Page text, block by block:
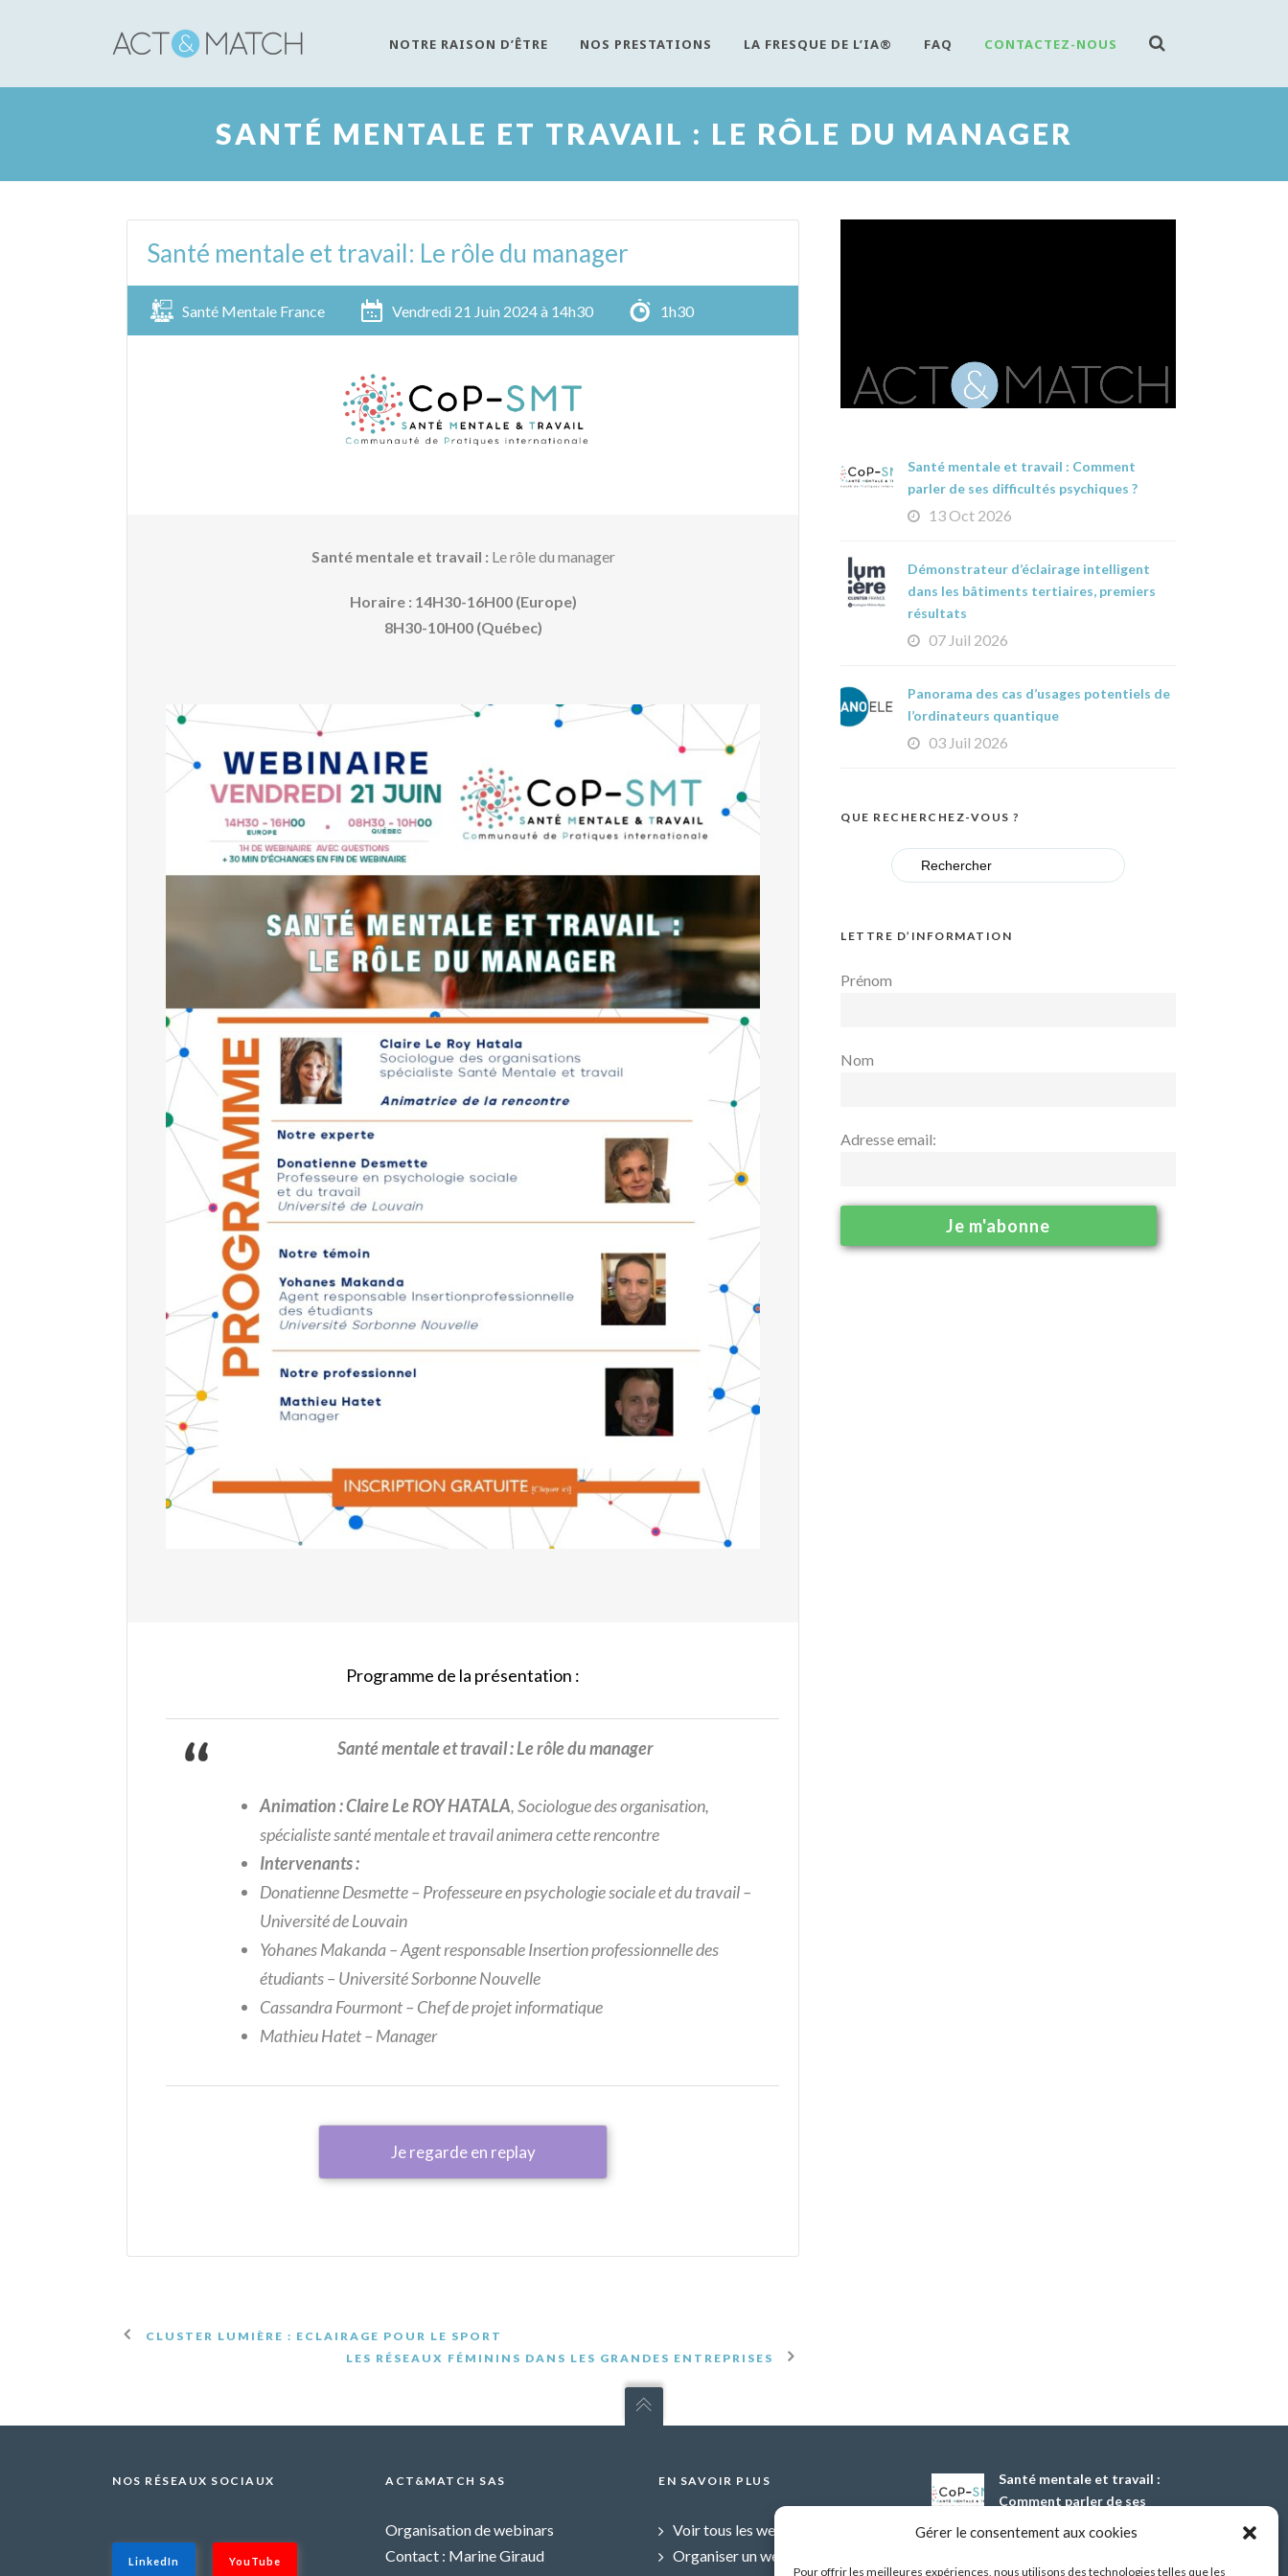
Gérer le consentement aux cookies
Pour offrir les meilleures expériences, nous utilisons des technologies telles que les
NOTRE RAISON D’ÊTRE NOS PRESTATIONS LA FRESQUE DE L’IA® FAQ CONTACTEZ-NOUS
SANTÉ MENTALE ET TRAVAIL : LE RÔLE DU MANAGER
Santé mentale et travail: Le rôle du manager
Santé Mentale France Vendredi 21 Juin 2024 à 14h30 1h30
Santé mentale et travail : Le rôle du manager
Horaire : 14H30-16H00 (Europe)
8H30-10H00 (Québec)
Programme de la présentation :
Santé mentale et travail : Le rôle du manager
Animation : Claire Le ROY HATALA, Sociologue des organisation,
spécialiste santé mentale et travail animera cette rencontre
Intervenants :
Donatienne Desmette – Professeure en psychologie sociale et du travail –
Université de Louvain
Yohanes Makanda – Agent responsable Insertion professionnelle des
étudiants – Université Sorbonne Nouvelle
Cassandra Fourmont – Chef de projet informatique
Mathieu Hatet – Manager
Je regarde en replay
CLUSTER LUMIÈRE : ECLAIRAGE POUR LE SPORT
LES RÉSEAUX FÉMININS DANS LES GRANDES ENTREPRISES
Santé mentale et travail : Comment
parler de ses difficultés psychiques ?
13 Oct 2026
Démonstrateur d’éclairage intelligent
dans les bâtiments tertiaires, premiers
résultats
07 Juil 2026
Panorama des cas d’usages potentiels de
l’ordinateurs quantique
03 Juil 2026
QUE RECHERCHEZ-VOUS ?
Search
for:
LETTRE D’INFORMATION
Prénom
Nom
Adresse email:
NOS RÉSEAUX SOCIAUX
LinkedIn YouTube
ACT&MATCH SAS
Organisation de webinars
Contact : Marine Giraud
EN SAVOIR PLUS
Voir tous les webinars
Organiser un webinar
Santé mentale et travail :
Comment parler de ses
13 Oct 2026